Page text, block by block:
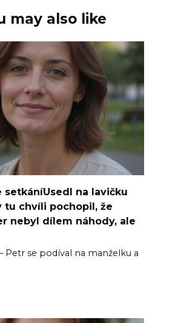
may also like
setkáníUsedl na lavičku
tu chvíli pochopil, že
nebyl dílem náhody, ale
se podíval na manželku a